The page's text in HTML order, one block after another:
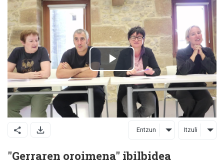
Entzun Itzuli
"Gerraren oroimena" ibilbidea